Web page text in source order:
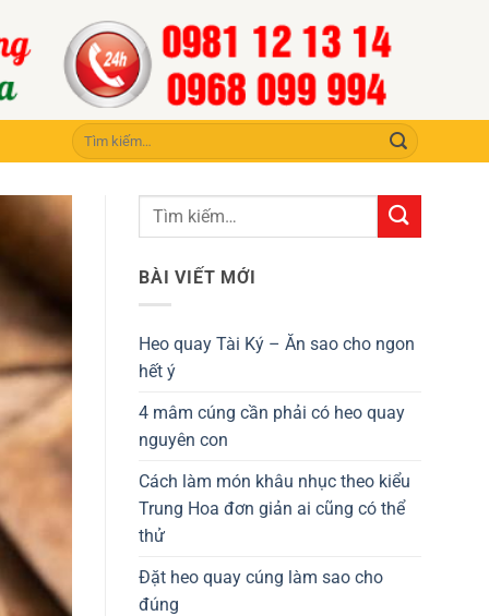
Tìm
kiếm:
BÀI VIẾT MỚI
Heo quay Tài Ký – Ăn sao cho ngon
hết ý
4 mâm cúng cần phải có heo quay
nguyên con
Cách làm món khâu nhục theo kiểu
Trung Hoa đơn giản ai cũng có thể
thử
Đặt heo quay cúng làm sao cho
đúng